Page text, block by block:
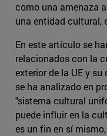
como una amenaza
una entidad cultural,
En este artículo se
relacionados con la
exterior de la UE y
se ha analizado en
"sistema cultural
puede influir en la
es un fin en sí